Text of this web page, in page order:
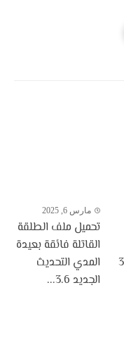
مارس 6, 2025
تحميل ملف الطلقة
القاتلة فائقة بعيدة
المدي التحديث
الجديد 3.6...